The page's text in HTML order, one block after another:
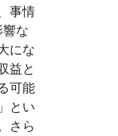
事情
な
にな
益と
可能
とい
さら